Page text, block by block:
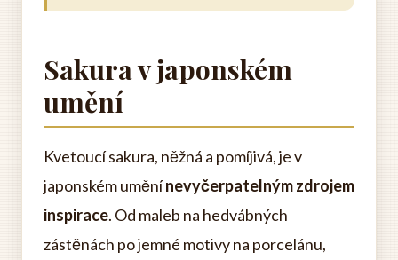
Sakura v japonském
umění
Kvetoucí sakura, něžná a pomíjivá, je v
japonském uměnínevyčerpatelným zdrojem
inspirace. Od maleb na hedvábných
zástěnách po jemné motivy na porcelánu,